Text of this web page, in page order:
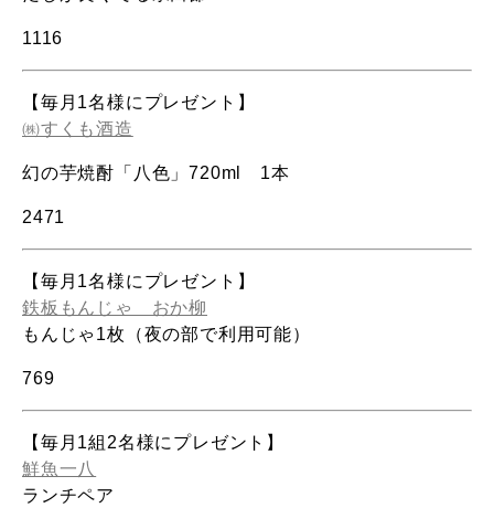
1116
【毎月1名様にプレゼント】
㈱すくも酒造
幻の芋焼酎「八色」720ml 1本
2471
【毎月1名様にプレゼント】
鉄板もんじゃ おか柳
もんじゃ1枚（夜の部で利用可能）
769
【毎月1組2名様にプレゼント】
鮮魚一八
ランチペア